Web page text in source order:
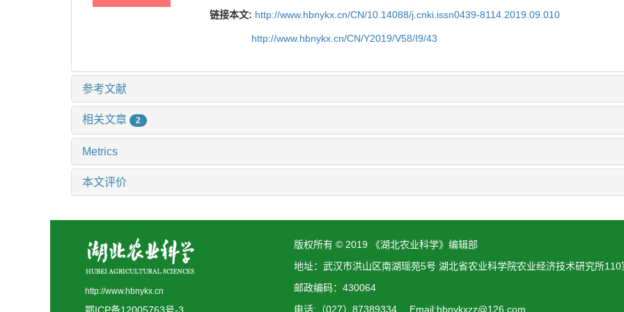
链接本文: http://www.hbnykx.cn/CN/10.14088/j.cnki.issn0439-8114.2019.09.010
http://www.hbnykx.cn/CN/Y2019/V58/I9/43
参考文献
相关文章 2
Metrics
本文评价
http://www.hbnykx.cn
鄂ICP备12005763号-3
版权所有 © 2019 《湖北农业科学》编辑部
地址：武汉市洪山区南湖瑶苑5号 湖北省农业科学院农业经济技术研究所110
邮政编码：430064
电话:（027）87389334 Email:hbnykxzz@126.com